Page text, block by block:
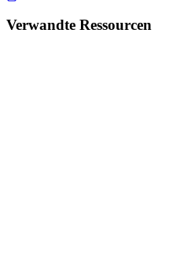
Verwandte Ressourcen